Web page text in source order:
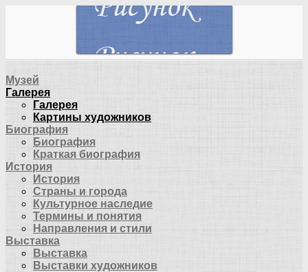
Музей
Галерея
Галерея
Картины художников
Биография
Биография
Краткая биография
История
История
Страны и города
Культурное наследие
Термины и понятия
Направления и стили
Выставка
Выставка
Выставки художников